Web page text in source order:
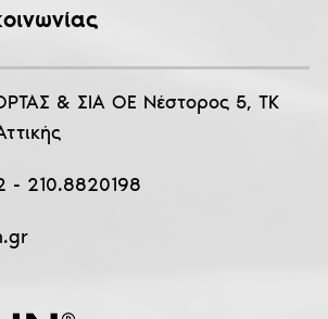
& ΣΙΑ ΟΕ Νέστορος 5, ΤΚ
- 210.8820198